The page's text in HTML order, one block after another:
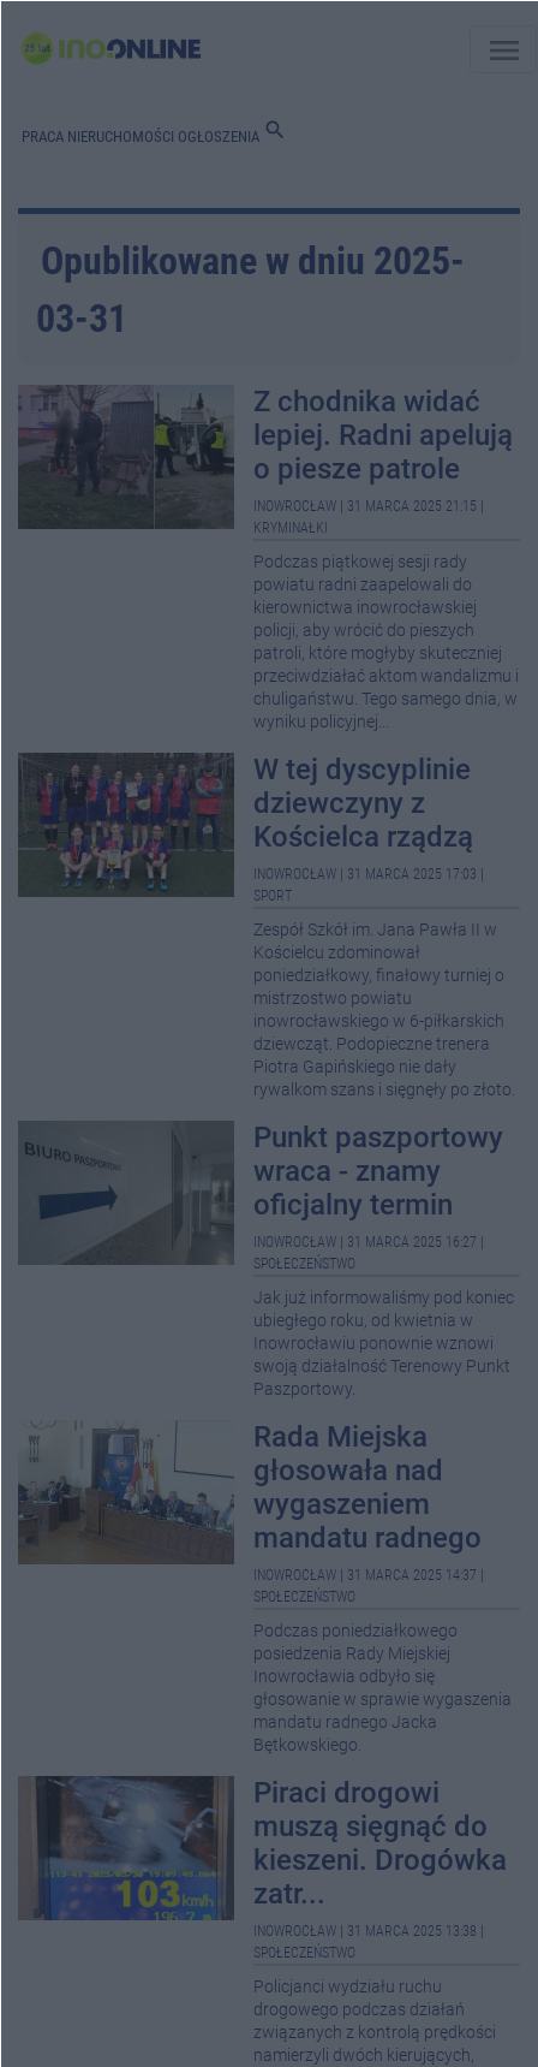
menu
PRACA NIERUCHOMOŚCI OGŁOSZENIA search
Opublikowane w dniu 2025-
03-31
Z chodnika widać
lepiej. Radni apelują
o piesze patrole
INOWROCŁAW 31 MARCA 2025 21:15
KRYMINAŁKI
Podczas piątkowej sesji rady
powiatu radni zaapelowali do
kierownictwa inowrocławskiej
policji, aby wrócić do pieszych
patroli, które mogłyby skuteczniej
przeciwdziałać aktom wandalizmu i
chuligaństwu. Tego samego dnia, w
wyniku policyjnej...
W tej dyscyplinie
dziewczyny z
Kościelca rządzą
INOWROCŁAW 31 MARCA 2025 17:03
SPORT
Zespół Szkół im. Jana Pawła II w
Kościelcu zdominował
poniedziałkowy, finałowy turniej o
mistrzostwo powiatu
inowrocławskiego w 6-piłkarskich
dziewcząt. Podopieczne trenera
Piotra Gapińskiego nie dały
rywalkom szans i sięgnęły po złoto.
Punkt paszportowy
wraca - znamy
oficjalny termin
INOWROCŁAW 31 MARCA 2025 16:27
SPOŁECZEŃSTWO
Jak już informowaliśmy pod koniec
ubiegłego roku, od kwietnia w
Inowrocławiu ponownie wznowi
swoją działalność Terenowy Punkt
Paszportowy.
Rada Miejska
głosowała nad
wygaszeniem
mandatu radnego
INOWROCŁAW 31 MARCA 2025 14:37
SPOŁECZEŃSTWO
Podczas poniedziałkowego
posiedzenia Rady Miejskiej
Inowrocławia odbyło się
głosowanie w sprawie wygaszenia
mandatu radnego Jacka
Bętkowskiego.
Piraci drogowi
muszą sięgnąć do
kieszeni. Drogówka
zatr...
INOWROCŁAW 31 MARCA 2025 13:38
SPOŁECZEŃSTWO
Policjanci wydziału ruchu
drogowego podczas działań
związanych z kontrolą prędkości
namierzyli dwóch kierujących,